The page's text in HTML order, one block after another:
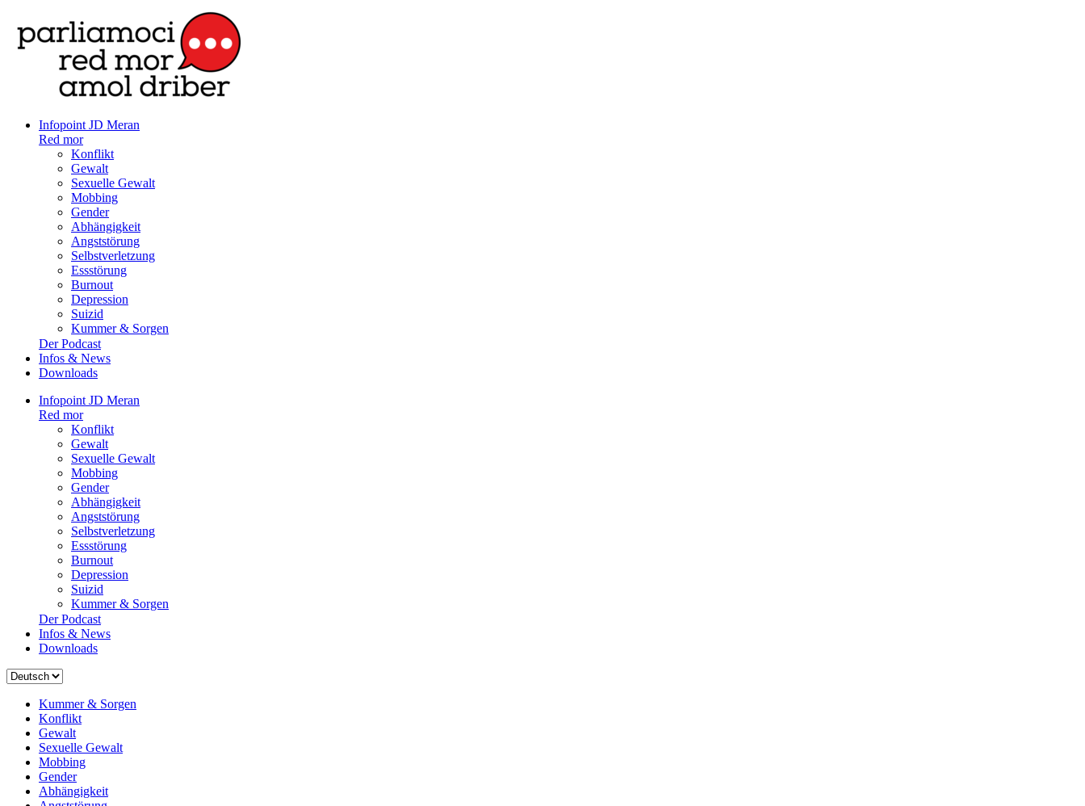
Infopoint JD Meran
Red mor
Konflikt
Gewalt
Sexuelle Gewalt
Mobbing
Gender
Abhängigkeit
Angststörung
Selbstverletzung
Essstörung
Burnout
Depression
Suizid
Kummer & Sorgen
Der Podcast
Infos & News
Downloads
Infopoint JD Meran
Red mor
Konflikt
Gewalt
Sexuelle Gewalt
Mobbing
Gender
Abhängigkeit
Angststörung
Selbstverletzung
Essstörung
Burnout
Depression
Suizid
Kummer & Sorgen
Der Podcast
Infos & News
Downloads
Sprache
Kummer & Sorgen
Konflikt
Gewalt
Sexuelle Gewalt
Mobbing
Gender
Abhängigkeit